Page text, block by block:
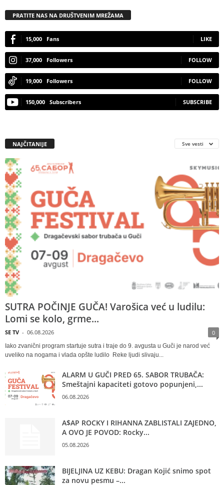
PRATITE NAS NA DRUŠTVENIM MREŽAMA
15,000 Fans LIKE
37,000 Followers FOLLOW
19,000 Followers FOLLOW
150,000 Subscribers SUBSCRIBE
NAJČITANIJE Sve vesti
SUTRA POČINJE GUČA! Varošica već u ludilu:
Lomi se kolo, grme...
SE TV - 06.08.2026 0
Iako zvanični program startuje sutra i traje do 9. avgusta u Guči je narod već
uveliko na nogama i vlada opšte ludilo Reke ljudi slivaju...
ALARM U GUČI PRED 65. SABOR TRUBAČA:
Smeštajni kapaciteti gotovo popunjeni,...
06.08.2026
A$AP ROCKY I RIHANNA ZABLISTALI ZAJEDNO,
A OVO JE POVOD: Rocky...
05.08.2026
BIJELJINA UZ KEBU: Dragan Kojić snimo spot
za novu pesmu –...